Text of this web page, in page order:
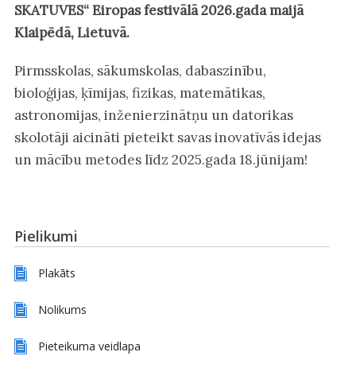
SKATUVES“ Eiropas festivālā 2026.gada maijā
Klaipēdā, Lietuvā.
Pirmsskolas, sākumskolas, dabaszinību,
bioloģijas, ķīmijas, fizikas, matemātikas,
astronomijas, inženierzinātņu un datorikas
skolotāji aicināti pieteikt savas inovatīvās idejas
un mācību metodes līdz 2025.gada 18.jūnijam!
Pielikumi
Plakāts
Nolikums
Pieteikuma veidlapa